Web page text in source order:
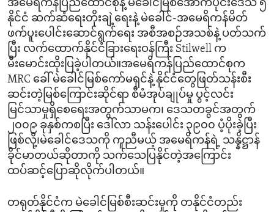
အမေရိကန်ပြည်ထောင်စုနဲ့ မဲခေါင်မြစ်အောက်ပိုင်းဒေသ ၅
နိုင်ငံ ဆက်ဆံရေးတိုးချဲ့ရေးနဲ့ မဲခေါင်-အမေရိကန်မိတ်
ဖက်ပူးပေါင်းဆောင်ရွက်ရေး အစီအစဉ်အသစ်နဲ့ ပတ်သက်
ပြီး လက်ထောက်နိုင်ငံခြားရေးဝန်ကြီး Stilwell က
မီးမောင်းထိုးပြခဲ့ပါတယ်။အမေရိကန်ပြည်ထောင်စုက
MRC ခေါ် မဲခေါင်မြစ်ကော်မရှင်နဲ့ နိုင်ငံတွေဖြတ်သန်းစီး
ဆင်းတဲ့မြစ်ကြောင်းဆိုင်ရာ စီမံအုပ်ချုပ်မှု ပွင့်လင်း
မြင်သာမှုရှိစေရေးအတွက်သာမက၊ ဒေသတခွင်အတွက်
၂၀၀၉ ခုနှစ်ကစပြီး ဒေါ်လာ သန်းပေါင်း ၃၉၀၀ ပံ့ပိုးခဲ့ပြီး
ဖြစ်လို့၊မဲခေါင်ဒေသကို ကူညီမယ့် အမေရိကန်ရဲ့ သန္နိဋ္ဌာန်
ခိုင်မာတယ်ဆိုတာကို သက်သေပြနိုင်တဲ့အကြောင်း
ထပ်ဆင့်ပြောဆိုလိုက်ပါတယ်။
တရုတ်နိုင်ငံက မဲခေါင်မြစ်စီးဆင်းမှုကို တနိုင်ငံတည်း